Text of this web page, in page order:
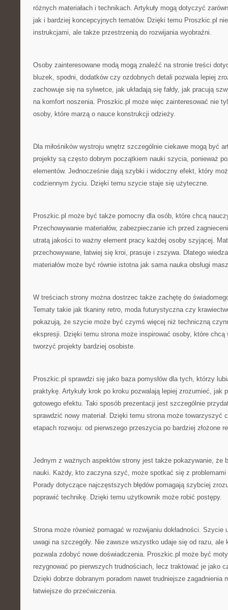
różnych materiałach i technikach. Artykuły mogą dotyczyć
jak i bardziej koncepcyjnych tematów. Dzięki temu Proszkic.pl
instrukcjami, ale także przestrzenią do rozwijania wyobraźni.
Osoby zainteresowane modą mogą znaleźć na stronie treści
bluzek, spodni, dodatków czy ozdobnych detali pozwala lepiej
zachowuje się na sylwetce, jak układają się fałdy, jak pracują
na komfort noszenia. Proszkic.pl może więc zainteresować nie
osoby, które marzą o nauce konstrukcji odzieży.
Dla miłośników wystroju wnętrz szczególnie ciekawe mogą być
projekty są często dobrym początkiem nauki szycia, ponieważ
elementów. Jednocześnie dają szybki i widoczny efekt, który
codziennym życiu. Dzięki temu szycie staje się użyteczne.
Proszkic.pl może być także pomocny dla osób, które chcą
Przechowywanie materiałów, zabezpieczanie ich przed
utratą jakości to ważny element pracy każdej osoby szyjącej.
przechowywane, łatwiej się kroi, prasuje i zszywa. Dlatego
materiałów może być równie istotna jak sama nauka obsługi
W treściach strony można dostrzec także zachętę do
Tematy takie jak tkaniny retro, moda futurystyczna czy
pokazują, że szycie może być czymś więcej niż techniczną
ekspresji. Dzięki temu strona może inspirować osoby, które
tworzyć projekty bardziej osobiste.
Proszkic.pl sprawdzi się jako baza pomysłów dla tych, którzy
praktykę. Artykuły krok po kroku pozwalają lepiej zrozumieć, jak
gotowego efektu. Taki sposób prezentacji jest szczególnie
sprawdzić nowy materiał. Dzięki temu strona może towarzyszyć
etapach rozwoju: od pierwszego przeszycia po bardziej złożone
Jednym z ważnych aspektów strony jest także pokazywanie, że
nauki. Każdy, kto zaczyna szyć, może spotkać się z problemami
Porady dotyczące najczęstszych błędów pomagają szybciej
poprawić technikę. Dzięki temu użytkownik może robić postępy.
Strona może również pomagać w rozwijaniu dokładności. Szycie
uwagi na szczegóły. Nie zawsze wszystko udaje się od razu, ale
pozwala zdobyć nowe doświadczenia. Proszkic.pl może być
rezygnować po pierwszych trudnościach, lecz traktować je jako
Dzięki dobrze dobranym poradom nawet trudniejsze zagadnienia
łatwiejsze do przećwiczenia.